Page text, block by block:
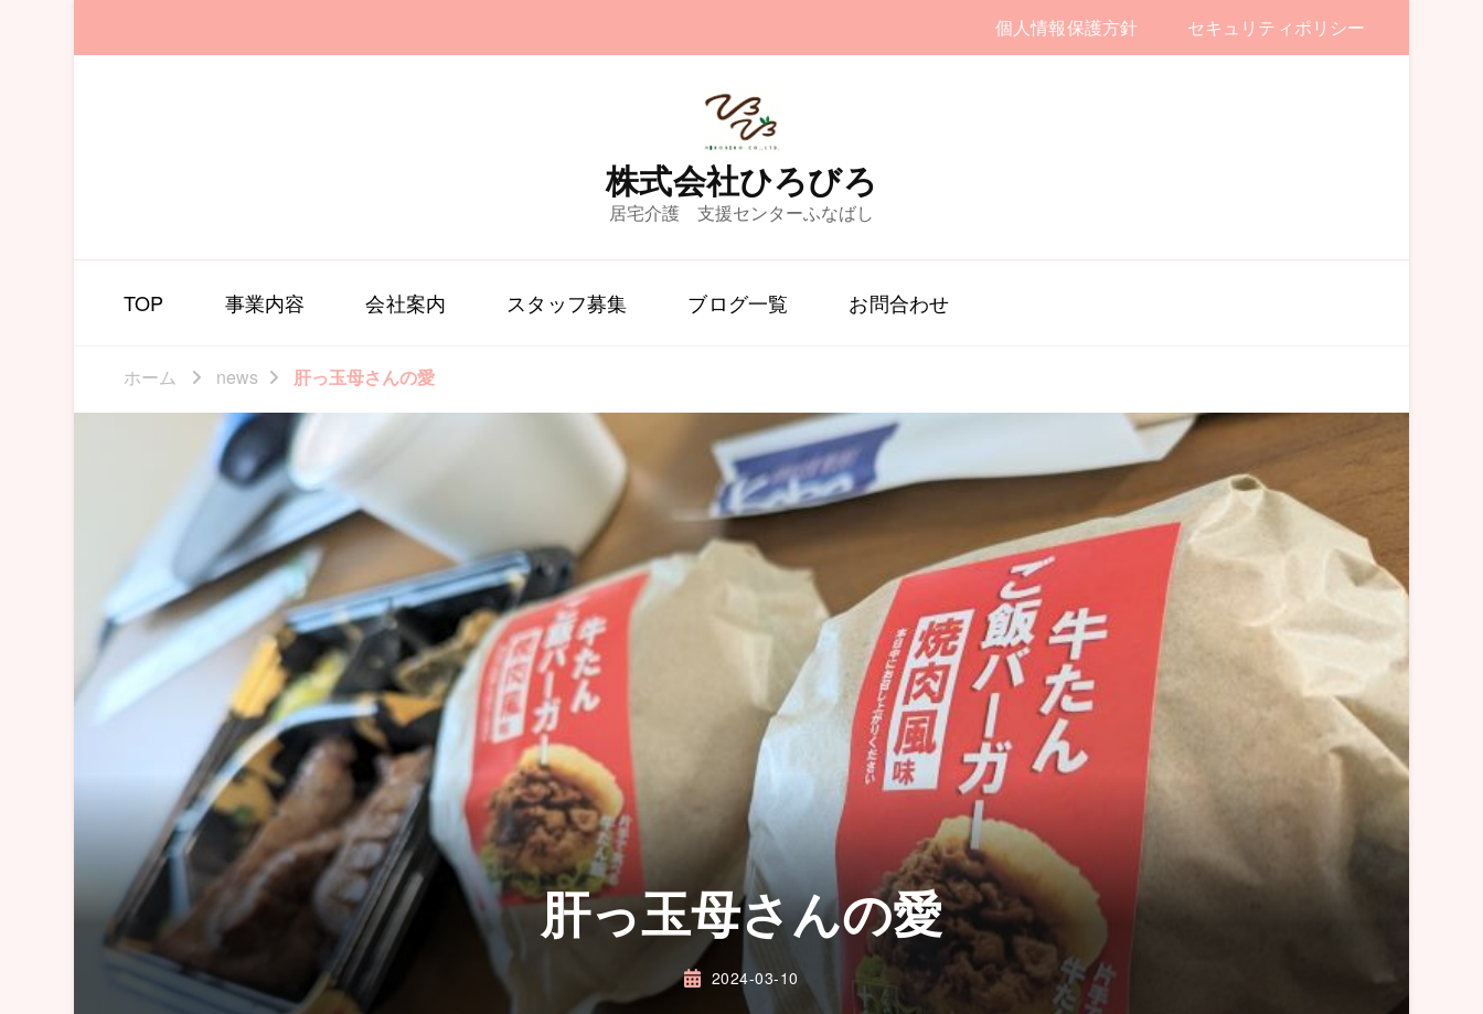
個人情報保護方針 セキュリティポリシー
株式会社ひろびろ
居宅介護 支援センターふなばし
TOP 事業内容 会社案内 スタッフ募集 ブログ一覧 お問合わせ
ホーム news 肝っ玉母さんの愛
肝っ玉母さんの愛
2024-03-10